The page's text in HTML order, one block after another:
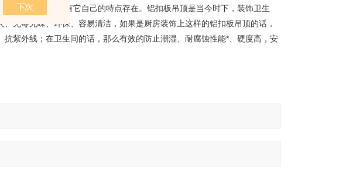
扣板吊顶，亦也有它自己的特点存在。铝扣板吊顶是当今时下，装饰卫生
无毒无味、环保、容易清洁，如果是厨房装饰上这样的铝扣板吊顶的话，
紫外线；在卫生间的话，那么有效的防止潮湿、耐腐蚀性能*、硬度高，安